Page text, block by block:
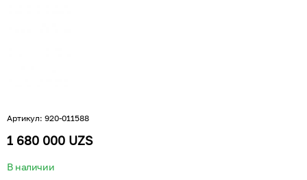
Артикул: 920-011588
1 680 000 UZS
В наличии